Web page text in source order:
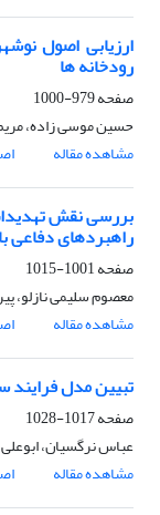
ارزیابی اصول
رودخانه ها
صفحه979-1000
حسین موسی زاده،
مشاهده مقاله
بررسی نقش
راهبردهای دفاعی
صفحه1001-1015
معصوم سلیمی نازلو،
مشاهده مقاله
تبیین مدل فرایند
صفحه1017-1028
عباس نرگسیان،
مشاهده مقاله